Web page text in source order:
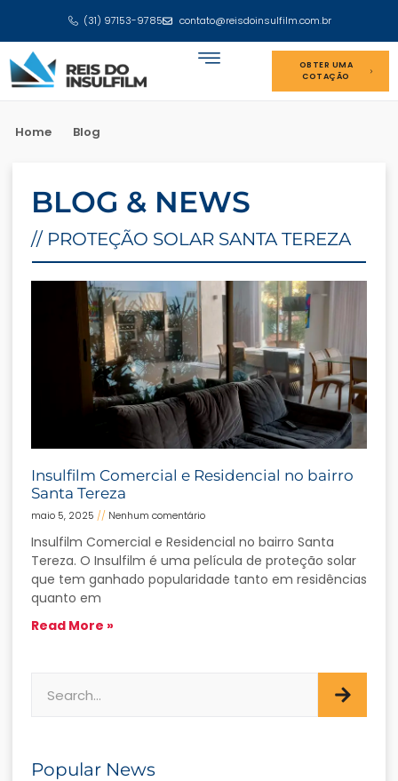
(31) 97153-9785 contato@reisdoinsulfilm.com.br
OBTER UMA
COTAÇÃO
Home Blog
BLOG & NEWS
// PROTEÇÃO SOLAR SANTA TEREZA
Insulfilm Comercial e Residencial no bairro
Santa Tereza
maio 5, 2025 Nenhum comentário
Insulfilm Comercial e Residencial no bairro Santa
Tereza. O Insulfilm é uma película de proteção solar
que tem ganhado popularidade tanto em residências
quanto em
Read More »
Popular News